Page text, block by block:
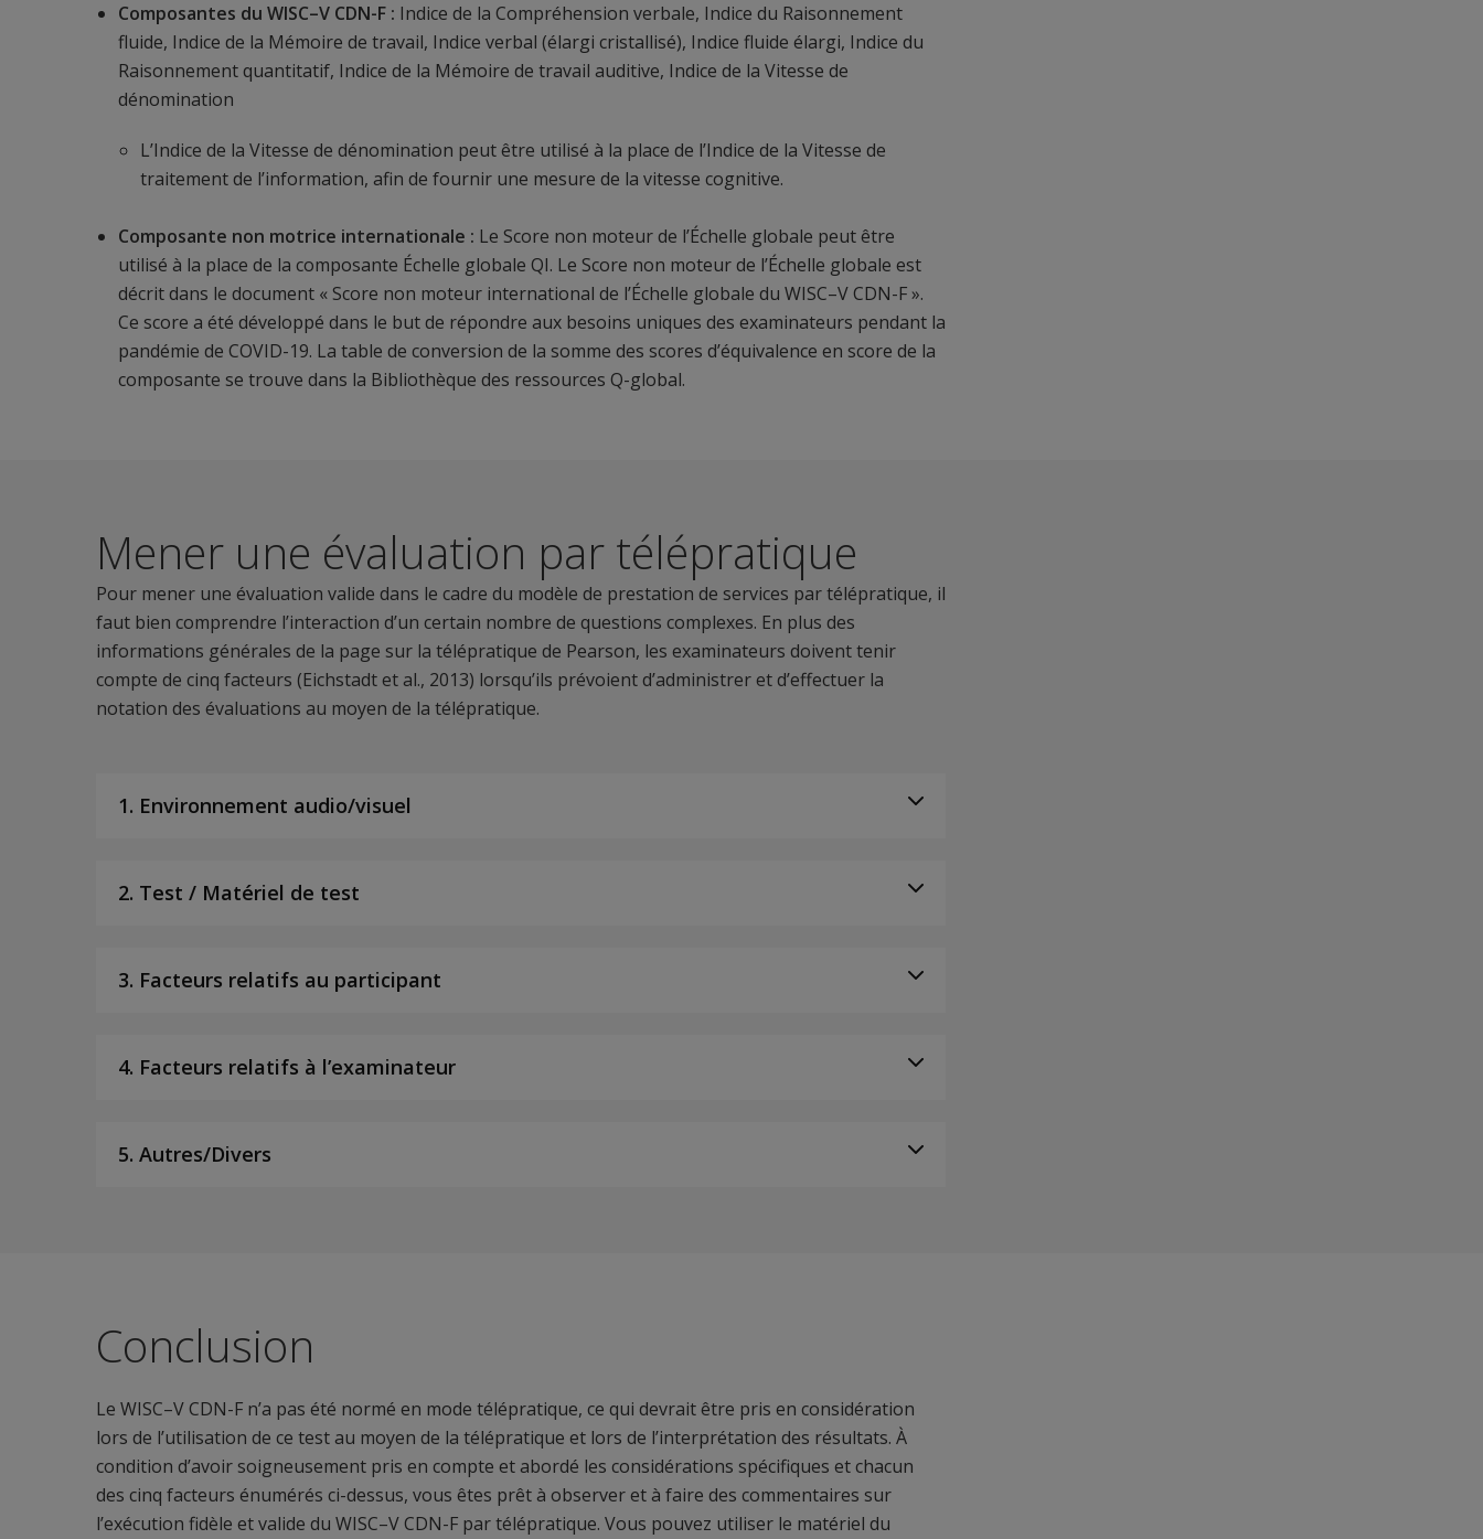
Composantes du WISC–V CDN-F : Indice de la Compréhension verbale, Indice du Raisonnement
fluide, Indice de la Mémoire de travail, Indice verbal (élargi cristallisé), Indice fluide élargi, Indice du
Raisonnement quantitatif, Indice de la Mémoire de travail auditive, Indice de la Vitesse de
dénomination
L’Indice de la Vitesse de dénomination peut être utilisé à la place de l’Indice de la Vitesse de
traitement de l’information, afin de fournir une mesure de la vitesse cognitive.
Composante non motrice internationale : Le Score non moteur de l’Échelle globale peut être
utilisé à la place de la composante Échelle globale QI. Le Score non moteur de l’Échelle globale est
décrit dans le document « Score non moteur international de l’Échelle globale du WISC–V CDN-F ».
Ce score a été développé dans le but de répondre aux besoins uniques des examinateurs pendant la
pandémie de COVID-19. La table de conversion de la somme des scores d’équivalence en score de la
composante se trouve dans la Bibliothèque des ressources Q-global.
Mener une évaluation par télépratique
Pour mener une évaluation valide dans le cadre du modèle de prestation de services par télépratique, il
faut bien comprendre l’interaction d’un certain nombre de questions complexes. En plus des
informations générales de la page sur la télépratique de Pearson, les examinateurs doivent tenir
compte de cinq facteurs (Eichstadt et al., 2013) lorsqu’ils prévoient d’administrer et d’effectuer la
notation des évaluations au moyen de la télépratique.
1. Environnement audio/visuel
2. Test / Matériel de test
3. Facteurs relatifs au participant
4. Facteurs relatifs à l’examinateur
5. Autres/Divers
Conclusion
Le WISC–V CDN-F n’a pas été normé en mode télépratique, ce qui devrait être pris en considération
lors de l’utilisation de ce test au moyen de la télépratique et lors de l’interprétation des résultats. À
condition d’avoir soigneusement pris en compte et abordé les considérations spécifiques et chacun
des cinq facteurs énumérés ci-dessus, vous êtes prêt à observer et à faire des commentaires sur
l’exécution fidèle et valide du WISC–V CDN-F par télépratique. Vous pouvez utiliser le matériel du